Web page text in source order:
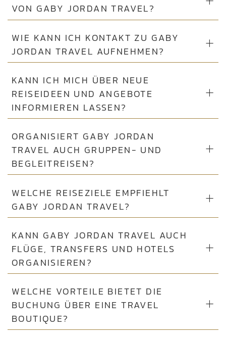
VON GABY JORDAN TRAVEL?
WIE KANN ICH KONTAKT ZU GABY
JORDAN TRAVEL AUFNEHMEN?
KANN ICH MICH ÜBER NEUE
REISEIDEEN UND ANGEBOTE
INFORMIEREN LASSEN?
ORGANISIERT GABY JORDAN
TRAVEL AUCH GRUPPEN- UND
BEGLEITREISEN?
WELCHE REISEZIELE EMPFIEHLT
GABY JORDAN TRAVEL?
KANN GABY JORDAN TRAVEL AUCH
FLÜGE, TRANSFERS UND HOTELS
ORGANISIEREN?
WELCHE VORTEILE BIETET DIE
BUCHUNG ÜBER EINE TRAVEL
BOUTIQUE?